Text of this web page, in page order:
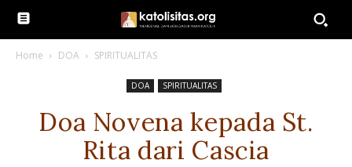
Home DOA SPIRITUALITAS
DOA SPIRITUALITAS
Doa Novena kepada St.
Rita dari Cascia